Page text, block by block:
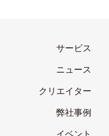
サービス
ニュース
クリエイター
弊社事例